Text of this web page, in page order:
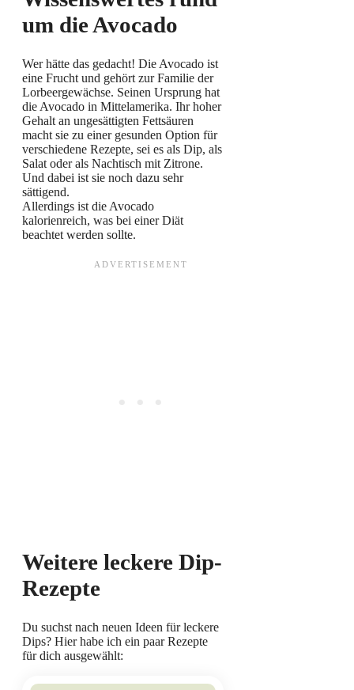
um die Avocado
Wer hätte das gedacht! Die Avocado ist
eine Frucht und gehört zur Familie der
Lorbeergewächse. Seinen Ursprung hat
die Avocado in Mittelamerika. Ihr hoher
Gehalt an ungesättigten Fettsäuren
macht sie zu einer gesunden Option für
verschiedene Rezepte, sei es als Dip, als
Salat oder als Nachtisch mit Zitrone.
Und dabei ist sie noch dazu sehr
sättigend.
Allerdings ist die Avocado
kalorienreich, was bei einer Diät
beachtet werden sollte.
Weitere leckere Dip-
Rezepte
Du suchst nach neuen Ideen für leckere
Dips? Hier habe ich ein paar Rezepte
für dich ausgewählt: